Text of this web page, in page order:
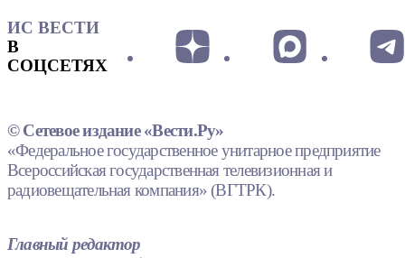
ИС ВЕСТИ
В
СОЦСЕТЯХ
© Сетевое издание «Вести.Ру»
«Федеральное государственное унитарное предприятие
Всероссийская государственная телевизионная и
радиовещательная компания» (ВГТРК).
Главный редактор